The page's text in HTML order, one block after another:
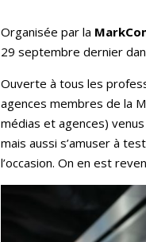
Organisée par la
29 septembre dernier
Ouverte à tous les
agences membres de la
médias et agences)
mais aussi s’amuser à
l’occasion. On en est